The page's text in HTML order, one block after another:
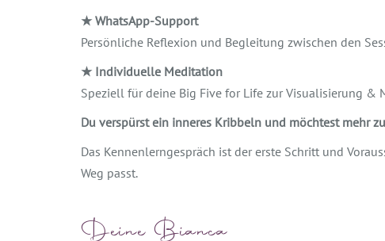
★WhatsApp-Support
Persönliche Reflexion und Begleitung zwischen den
★Individuelle Meditation
Speziell für deine Big Five for Life zur Visualisierung &
Du verspürst ein inneres Kribbeln und möchtest mehr
Das Kennenlerngespräch ist der erste Schritt und
Weg passt.
Deine Bianca